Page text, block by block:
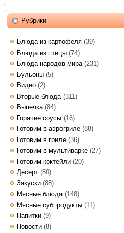
Рубрики
Блюда из картофеля (39)
Блюда из птицы (74)
Блюда народов мира(231)
Бульоны (5)
Видео (2)
Вторые блюда (311)
Выпечка(84)
Горячие соусы (16)
Готовим в аэрогриле (88)
Готовим в гриле (36)
Готовим в мультиварке (27)
Готовим коктейли (20)
Десерт (80)
Закуски (88)
Мясные блюда(148)
Мясные субпродукты (11)
Напитки (9)
Новости (8)